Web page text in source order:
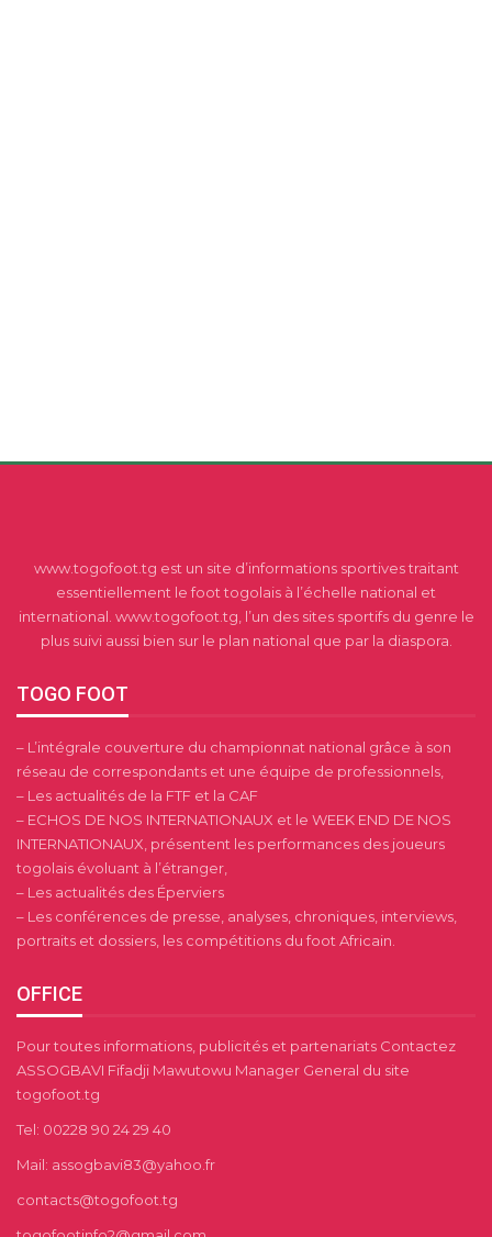
www.togofoot.tg est un site d’informations sportives traitant
essentiellement le foot togolais à l’échelle national et
international. www.togofoot.tg, l’un des sites sportifs du genre le
plus suivi aussi bien sur le plan national que par la diaspora.
TOGO FOOT
– L’intégrale couverture du championnat national grâce à son
réseau de correspondants et une équipe de professionnels,
– Les actualités de la FTF et la CAF
– ECHOS DE NOS INTERNATIONAUX et le WEEK END DE NOS
INTERNATIONAUX, présentent les performances des joueurs
togolais évoluant à l’étranger,
– Les actualités des Éperviers
– Les conférences de presse, analyses, chroniques, interviews,
portraits et dossiers, les compétitions du foot Africain.
OFFICE
Pour toutes informations, publicités et partenariats Contactez
ASSOGBAVI Fifadji Mawutowu Manager General du site
togofoot.tg
Tel: 00228 90 24 29 40
Mail: assogbavi83@yahoo.fr
contacts@togofoot.tg